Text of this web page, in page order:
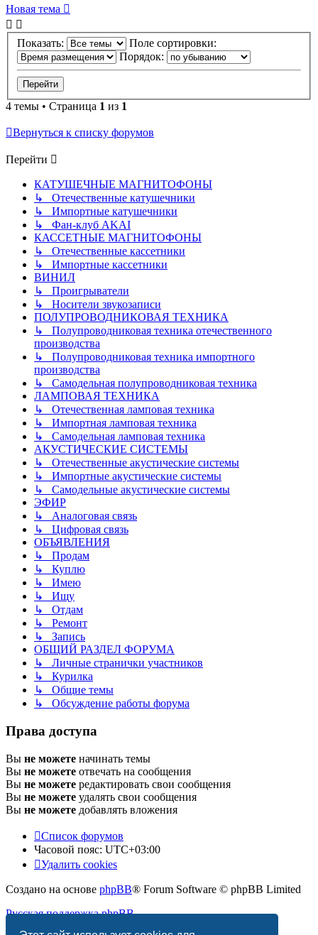
Новая тема
Показать:
Поле сортировки:
Порядок:
4 темы • Страница 1 из 1
Вернуться к списку форумов
Перейти
КАТУШЕЧНЫЕ МАГНИТОФОНЫ
↳ Отечественные катушечники
↳ Импортные катушечники
↳ Фан-клуб AKAI
КАССЕТНЫЕ МАГНИТОФОНЫ
↳ Отечественные кассетники
↳ Импортные кассетники
ВИНИЛ
↳ Проигрыватели
↳ Носители звукозаписи
ПОЛУПРОВОДНИКОВАЯ ТЕХНИКА
↳ Полупроводниковая техника отечественного
производства
↳ Полупроводниковая техника импортного
производства
↳ Самодельная полупроводниковая техника
ЛАМПОВАЯ ТЕХНИКА
↳ Отечественная ламповая техника
↳ Импортная ламповая техника
↳ Самодельная ламповая техника
АКУСТИЧЕСКИЕ СИСТЕМЫ
↳ Отечественные акустические системы
↳ Импортные акустические системы
↳ Самодельные акустические системы
ЭФИР
↳ Аналоговая связь
↳ Цифровая связь
ОБЪЯВЛЕНИЯ
↳ Продам
↳ Куплю
↳ Имею
↳ Ищу
↳ Отдам
↳ Ремонт
↳ Запись
ОБЩИЙ РАЗДЕЛ ФОРУМА
↳ Личные странички участников
↳ Курилка
↳ Общие темы
↳ Обсуждение работы форума
Права доступа
Вы не можете начинать темы
Вы не можете отвечать на сообщения
Вы не можете редактировать свои сообщения
Вы не можете удалять свои сообщения
Вы не можете добавлять вложения
Список форумов
Часовой пояс: UTC+03:00
Удалить cookies
Создано на основе phpBB® Forum Software © phpBB Limited
Русская поддержка phpBB